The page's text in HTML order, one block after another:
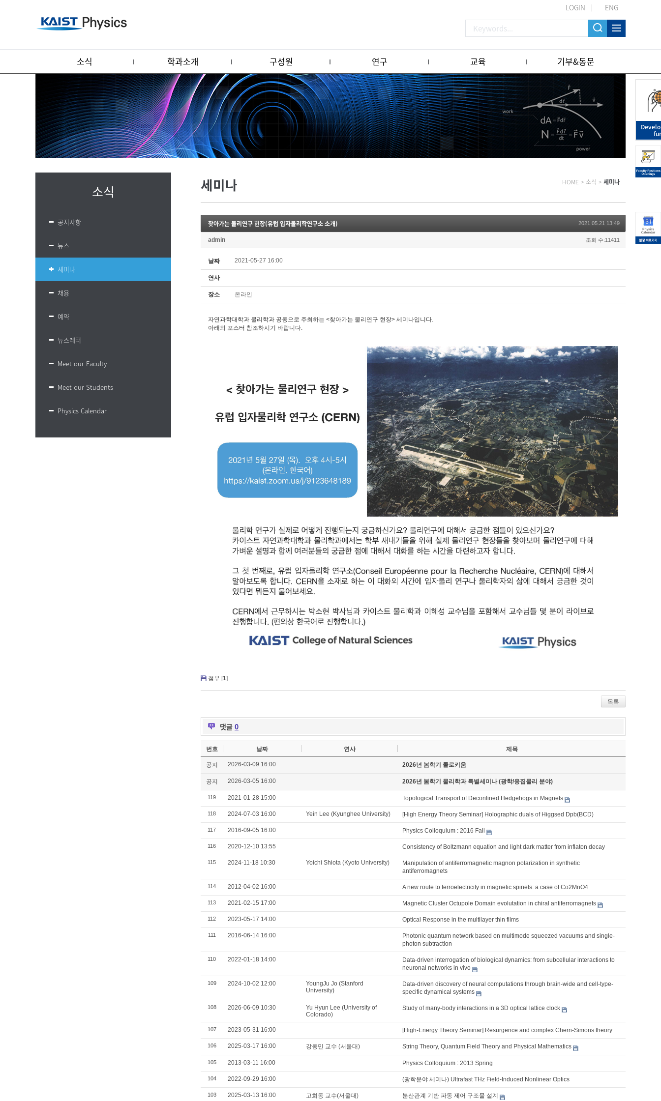
LOGIN ENG
소식 학과소개 구성원 연구 교육 기부&동문
소식
공지사항
뉴스
세미나
채용
예약
뉴스레터
Meet our Faculty
Meet our Students
Physics Calendar
세미나 HOME > 소식 > 세미나
찾아가는 물리연구 현장(유럽 입자물리학연구소 소개) 2021.05.21 13:49
admin 조회 수:11411
날짜 2021-05-27 16:00
연사
장소 온라인
자연과학대학과 물리학과 공동으로 주최하는 <찾아가는 물리연구 현장> 세미나입니다.
아래의 포스터 참조하시기 바랍니다.
첨부 [1]
목록
댓글 0
번호 날짜 연사 제목
공지 2026-03-09 16:00 2026년 봄학기 콜로키움
공지 2026-03-05 16:00 2026년 봄학기 물리학과 특별세미나 (광학/응집물리 분야)
119 2021-01-28 15:00 Topological Transport of Deconfined Hedgehogs in Magnets
118 2024-07-03 16:00 Yein Lee (Kyunghee University) [High Energy Theory Seminar] Holographic duals of Higgsed Dpb(BCD)
117 2016-09-05 16:00 Physics Colloquium : 2016 Fall
116 2020-12-10 13:55 Consistency of Boltzmann equation and light dark matter from inflaton decay
115 2024-11-18 10:30 Yoichi Shiota (Kyoto University)
Manipulation of antiferromagnetic magnon polarization in synthetic
antiferromagnets
114 2012-04-02 16:00 A new route to ferroelectricity in magnetic spinels: a case of Co2MnO4
113 2021-02-15 17:00 Magnetic Cluster Octupole Domain evolutation in chiral antiferromagnets
112 2023-05-17 14:00 Optical Response in the multilayer thin films
111 2016-06-14 16:00
Photonic quantum network based on multimode squeezed vacuums and single-
photon subtraction
110 2022-01-18 14:00
Data-driven interrogation of biological dynamics: from subcellular interactions to
neuronal networks in vivo
109 2024-10-02 12:00
YoungJu Jo (Stanford
University)
Data-driven discovery of neural computations through brain-wide and cell-type-
specific dynamical systems
108 2026-06-09 10:30
Yu Hyun Lee (University of
Colorado)
Study of many-body interactions in a 3D optical lattice clock
107 2023-05-31 16:00 [High-Energy Theory Seminar] Resurgence and complex Chern-Simons theory
106 2025-03-17 16:00 강동민 교수 (서울대) String Theory, Quantum Field Theory and Physical Mathematics
105 2013-03-11 16:00 Physics Colloquium : 2013 Spring
104 2022-09-29 16:00 (광학분야 세미나) Ultrafast THz Field-Induced Nonlinear Optics
103 2025-03-13 16:00 고희동 교수(서울대) 분산관계 기반 파동 제어 구조물 설계